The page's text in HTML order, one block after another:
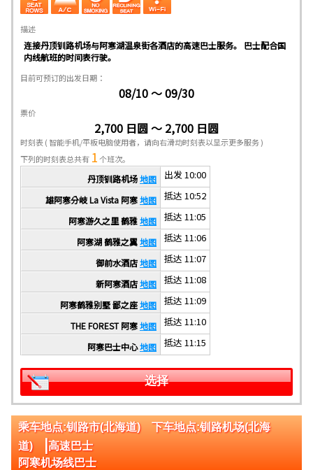
描述
连接丹顶钏路机场与阿寒湖温泉街各酒店的高速巴士服务。 巴士配合国
内线航班的时间表行驶。
目前可预订的出发日期：
08/10 ～ 09/30
票价
2,700 日圆 ～ 2,700 日圆
时刻表( 智能手机/平板电脑使用者，请向右滑动时刻表以显示更多服务 )
下列的时刻表总共有 1个班次。
丹顶钏路机场地图 出发 10:00
雄阿寒分岐 La Vista 阿寒地图 抵达 10:52
阿寒游久之里 鹤雅地图 抵达 11:05
阿寒湖 鹤雅之翼地图 抵达 11:06
御前水酒店地图 抵达 11:07
新阿寒酒店地图 抵达 11:08
阿寒鹤雅别墅 鄙之座地图 抵达 11:09
THE FOREST 阿寒地图 抵达 11:10
阿寒巴士中心地图 抵达 11:15
选择
乘车地点:钏路市(北海道) 下车地点:钏路机场(北海
道) |高速巴士
阿寒机场线巴士